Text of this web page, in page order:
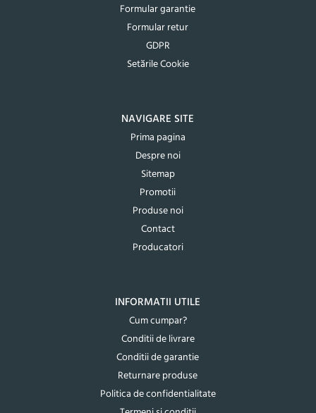
Formular garantie
Formular retur
GDPR
Setările Cookie
NAVIGARE SITE
Prima pagina
Despre noi
Sitemap
Promotii
Produse noi
Contact
Producatori
INFORMATII UTILE
Cum cumpar?
Conditii de livrare
Conditii de garantie
Returnare produse
Politica de confidentialitate